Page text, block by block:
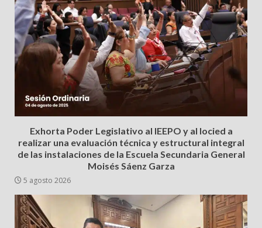
Exhorta Poder Legislativo al IEEPO y al Iocied a
realizar una evaluación técnica y estructural integral
de las instalaciones de la Escuela Secundaria General
Moisés Sáenz Garza
5 agosto 2026